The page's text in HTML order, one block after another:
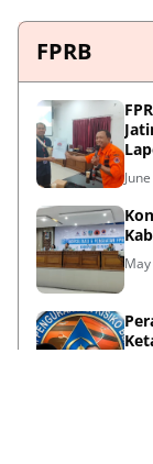
FPRB